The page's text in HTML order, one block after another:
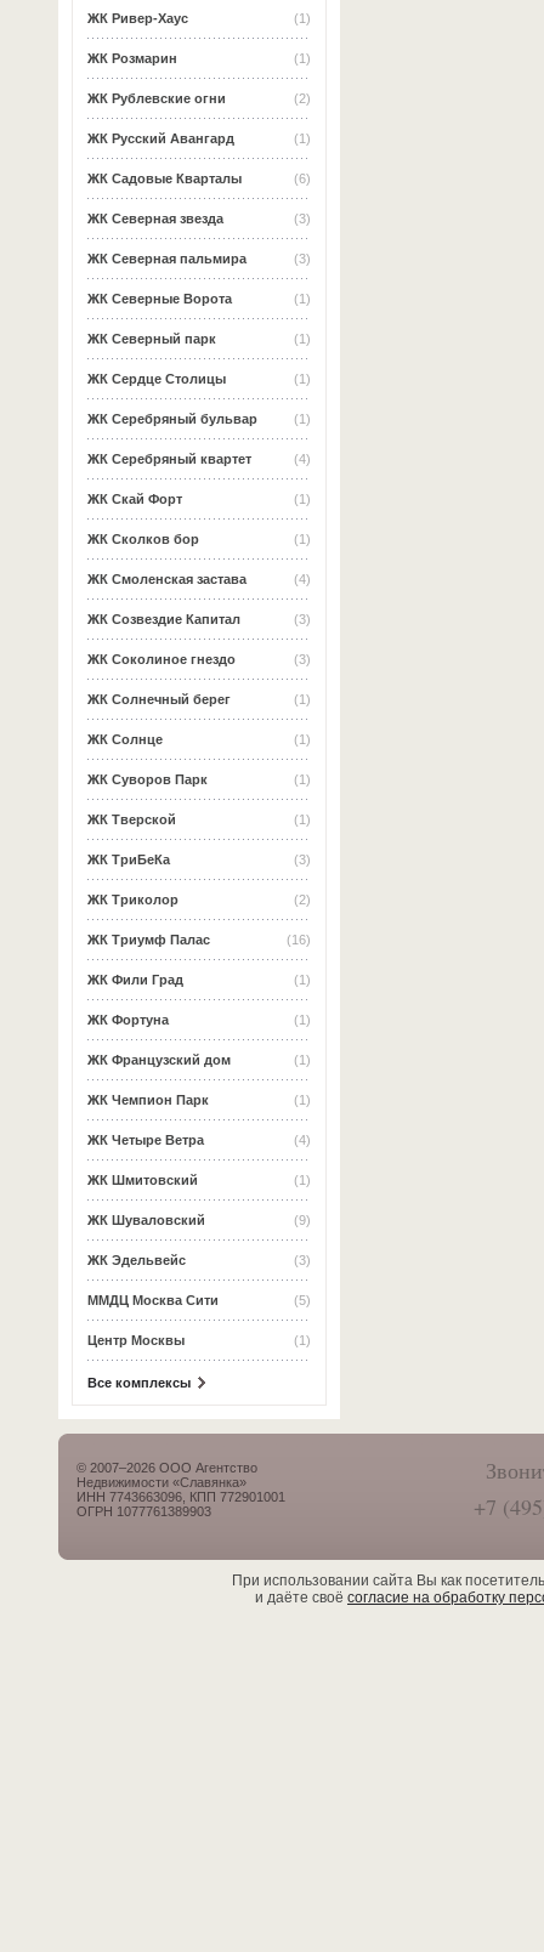
(1)
ЖК Ривер-Хаус
(1)
ЖК Розмарин
(2)
ЖК Рублевские огни
(1)
ЖК Русский Авангард
(6)
ЖК Садовые Кварталы
(3)
ЖК Северная звезда
(3)
ЖК Северная пальмира
(1)
ЖК Северные Ворота
(1)
ЖК Северный парк
(1)
ЖК Сердце Столицы
(1)
ЖК Серебряный бульвар
(4)
ЖК Серебряный квартет
(1)
ЖК Скай Форт
(1)
ЖК Сколков бор
(4)
ЖК Смоленская застава
(3)
ЖК Созвездие Капитал
(3)
ЖК Соколиное гнездо
(1)
ЖК Солнечный берег
(1)
ЖК Солнце
(1)
ЖК Суворов Парк
(1)
ЖК Тверской
(3)
ЖК ТриБеКа
(2)
ЖК Триколор
(16)
ЖК Триумф Палас
(1)
ЖК Фили Град
(1)
ЖК Фортуна
(1)
ЖК Французский дом
(1)
ЖК Чемпион Парк
(4)
ЖК Четыре Ветра
(1)
ЖК Шмитовский
(9)
ЖК Шуваловский
(3)
ЖК Эдельвейс
(5)
ММДЦ Москва Сити
(1)
Центр Москвы
Все комплексы
© 2007–2026 ООО Агентство
Недвижимости «Славянка»
ИНН 7743663096, КПП 772901001
ОГРН 1077761389903
+7
При использовании сайта Вы как
и даёте своё согласие на обработку